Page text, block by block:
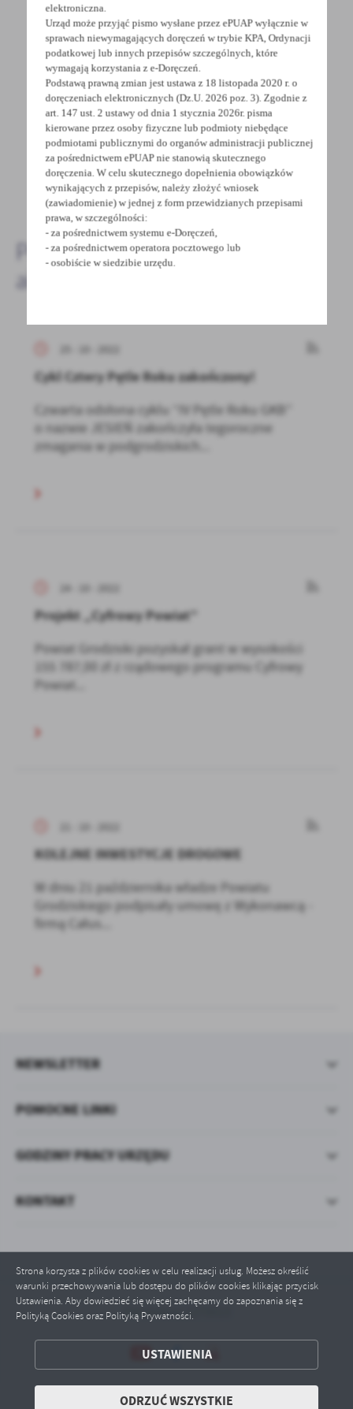
Strona korzysta z plików cookies w celu realizacji usług. Możesz określić
warunki przechowywania lub dostępu do plików cookies klikając przycisk
Ustawienia. Aby dowiedzieć się więcej zachęcamy do zapoznania się z
Polityką Cookies oraz Polityką Prywatności.
USTAWIENIA
ODRZUĆ WSZYSTKIE
ZAPISZ WYBRANE
POWRÓT
POPRZEDNI NASTĘPNY
Spodobała Ci się informacja? Zostaw nam swoją opinię
- to dla Ciebie staramy się być najlepsi, a Twoje zdanie
bardzo nam w tym pomoże!
DODAJ KOMENTARZ
Pozostałe
aktualności
Cykl Cztery Pętle Roku zakończony!
Czwarta odsłona cyklu “IV Pętle Roku GKB”
o nazwie JESIEŃ zakończyła tegoroczne
zmagania w podgrodziskich...
24 - 10 - 2022
Projekt „Cyfrowy Powiat”
Powiat Grodziski pozyskał grant w wysokości
155 787,00 zł z rządowego programu Cyfrowy
Powiat...
KOLEJNE INWESTYCJE DROGOWE
W dniu 21 października władze Powiatu
Grodziskiego podpisały umowę z Wykonawcą -
firmą Całus...
POMOCNE LINKI
NEWSLETTER
GODZINY PRACY URZĘDU
KONTAKT
Odwiedzin: 1275013
elektroniczna.
Urząd może przyjąć pismo wysłane przez ePUAP wyłącznie w
sprawach niewymagających doręczeń w trybie KPA, Ordynacji
podatkowej lub innych przepisów szczególnych, które
wymagają korzystania z e-Doręczeń.
Podstawą prawną zmian jest ustawa z 18 listopada 2020 r. o
doręczeniach elektronicznych (Dz.U. 2026 poz. 3). Zgodnie z
art. 147 ust. 2 ustawy od dnia 1 stycznia 2026r. pisma
kierowane przez osoby fizyczne lub podmioty niebędące
podmiotami publicznymi do organów administracji publicznej
za pośrednictwem ePUAP nie stanowią skutecznego
doręczenia. W celu skutecznego dopełnienia obowiązków
wynikających z przepisów, należy złożyć wniosek
(zawiadomienie) w jednej z form przewidzianych przepisami
prawa, w szczególności:
- za pośrednictwem systemu e-Doręczeń,
- za pośrednictwem operatora pocztowego lub
- osobiście w siedzibie urzędu.